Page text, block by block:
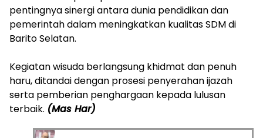
pentingnya sinergi antara dunia pendidikan dan
pemerintah dalam meningkatkan kualitas SDM di
Barito Selatan.
‎Kegiatan wisuda berlangsung khidmat dan penuh
haru, ditandai dengan prosesi penyerahan ijazah
serta pemberian penghargaan kepada lulusan
terbaik. (Mas Har)